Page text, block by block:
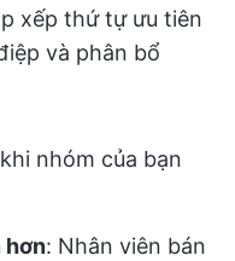
xếp thứ tự ưu tiên
và phân bổ
nhóm của bạn
hơn: Nhân viên bán